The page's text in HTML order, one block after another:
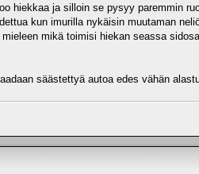
hiekkaa ja silloin se pysyy paremmin
kun imurilla nykäisin muutaman
mikä toimisi hiekan seassa
säästettyä autoa edes vähän